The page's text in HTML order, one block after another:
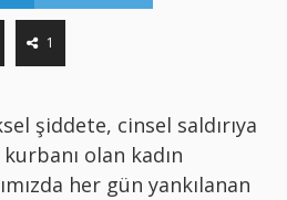
1
şiddete, cinsel saldırıya
olan kadın
her gün yankılanan